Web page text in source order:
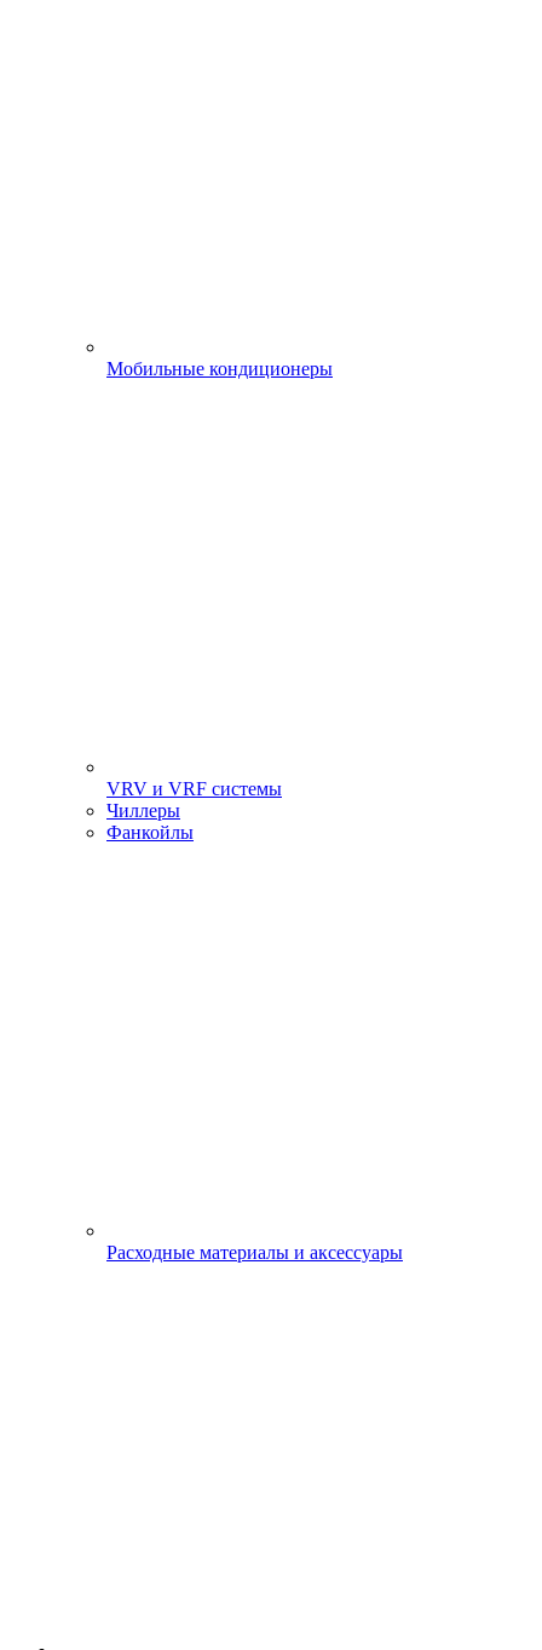
Мобильные кондиционеры
VRV и VRF системы
Чиллеры
Фанкойлы
Расходные материалы и аксессуары